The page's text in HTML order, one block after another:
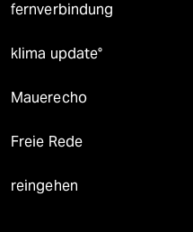
fernverbindung
klima update°
Mauerecho
Freie Rede
reingehen